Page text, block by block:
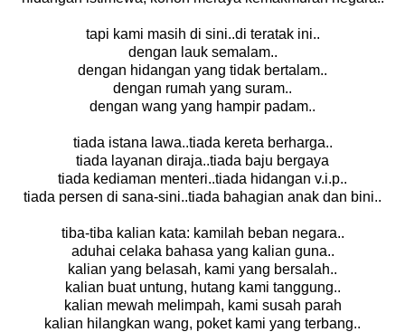
tapi kami masih di sini..di teratak ini..
dengan lauk semalam..
dengan hidangan yang tidak bertalam..
dengan rumah yang suram..
dengan wang yang hampir padam..
tiada istana lawa..tiada kereta berharga..
tiada layanan diraja..tiada baju bergaya
tiada kediaman menteri..tiada hidangan v.i.p..
tiada persen di sana-sini..tiada bahagian anak dan bini..
tiba-tiba kalian kata: kamilah beban negara..
aduhai celaka bahasa yang kalian guna..
kalian yang belasah, kami yang bersalah..
kalian buat untung, hutang kami tanggung..
kalian mewah melimpah, kami susah parah
kalian hilangkan wang, poket kami yang terbang..